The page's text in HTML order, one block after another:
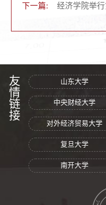
下一篇: 经济学院举
友情链接 山东大学
中央财经大学
对外经济贸易大学
复旦大学
南开大学